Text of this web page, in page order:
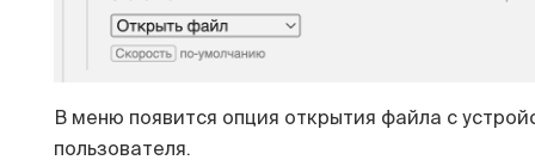
В меню появится опция открытия файла с
пользователя.